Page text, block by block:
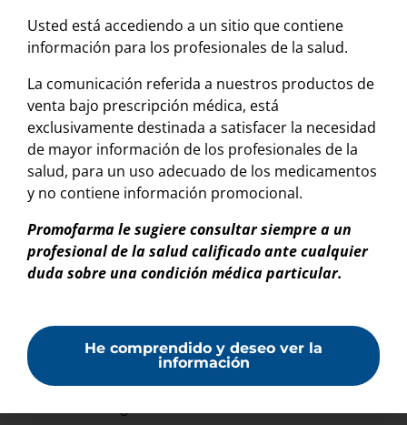
Innovanz Crema Humectante
Crema 100g
Innovanz Crema Urea 10%
Urea 10%
Crema 100g
Innovanz Crema Vitamina A
Vitamina A
Crema 100g
Cápsulas x 15
Ivercass
lvermectina 6 mg
Usted está accediendo a un sitio que contiene
información para los profesionales de la salud.
La comunicación referida a nuestros productos de
venta bajo prescripción médica, está
exclusivamente destinada a satisfacer la necesidad
de mayor información de los profesionales de la
salud, para un uso adecuado de los medicamentos
y no contiene información promocional.
Promofarma le sugiere consultar siempre a un
profesional de la salud calificado ante cualquier
duda sobre una condición médica particular.
He comprendido y deseo ver la
información